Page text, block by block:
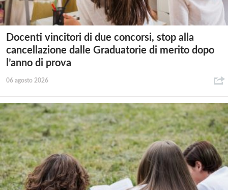
Docenti vincitori di due concorsi, stop alla
cancellazione dalle Graduatorie di merito dopo
l’anno di prova
06 agosto 2026